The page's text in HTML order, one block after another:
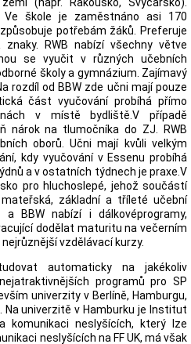
škole je zaměstnáno asi 170
potřebám žáků. Preferuje
RWB nabízí všechny větve
se vyučit v různých učebních
školy a gymnázium. Zajímavý
rozdíl od BBW zde učni mají pouze
část vyučování probíhá přímo
v místě bydliště.V případě
nárok na tlumočníka do ZJ. RWB
oborů. Učni mají kvůli velkým
kdy vyučování v Essenu probíhá
a v ostatních týdnech je praxe.V
pro hluchoslepé, jehož součástí
základní a tříleté učební
BBW nabízí i dálkovéprogramy,
dodělat maturitu na večerním
vzdělávací kurzy.
automaticky na jakékoliv
programů pro SP
univerzity v Berlíně, Hamburgu,
Na univerzitě v Hamburku je Institut
komunikaci neslyšících, který lze
neslyšících na FF UK, má však